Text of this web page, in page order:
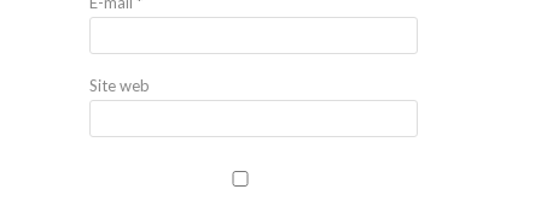
Site web